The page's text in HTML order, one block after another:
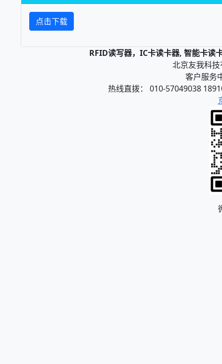
点击下载
RFID读写器，IC卡读卡器, 智能卡读
北京友我科
客户服务
热线直拨： 010-57049038